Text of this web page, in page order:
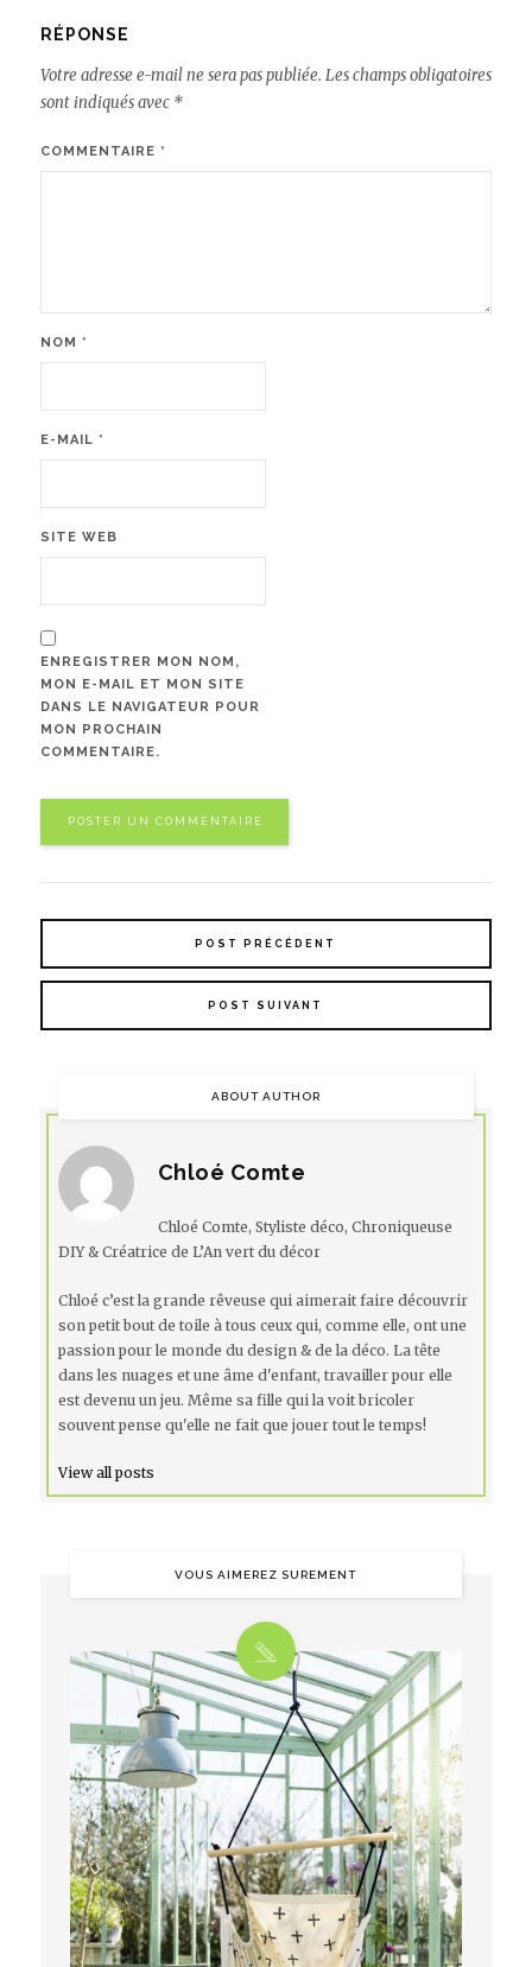
RÉPONSE
Votre adresse e-mail ne sera pas publiée. Les champs obligatoires
sont indiqués avec *
COMMENTAIRE *
NOM *
E-MAIL *
SITE WEB
ENREGISTRER MON NOM,
MON E-MAIL ET MON SITE
DANS LE NAVIGATEUR POUR
MON PROCHAIN
COMMENTAIRE.
POST PRÉCÉDENT
POST SUIVANT
ABOUT AUTHOR
Chloé Comte
Chloé Comte, Styliste déco, Chroniqueuse
DIY & Créatrice de L’An vert du décor
Chloé c’est la grande rêveuse qui aimerait faire découvrir
son petit bout de toile à tous ceux qui, comme elle, ont une
passion pour le monde du design & de la déco. La tête
dans les nuages et une âme d'enfant, travailler pour elle
est devenu un jeu. Même sa fille qui la voit bricoler
souvent pense qu'elle ne fait que jouer tout le temps!
View all posts
VOUS AIMEREZ SUREMENT